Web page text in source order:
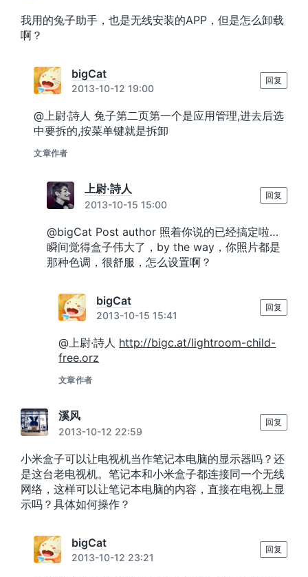
我用的兔子助手，也是无线安装的APP，但是怎么卸载
啊？
bigCat
2013-10-12 19:00
@上尉·詩人 兔子第二页第一个是应用管理,进去后选
中要拆的,按菜单键就是拆卸
文章作者
回复
上尉·詩人
2013-10-15 15:00
@bigCat Post author 照着你说的已经搞定啦…
瞬间觉得盒子伟大了，by the way，你照片都是
那种色调，很舒服，怎么设置啊？
回复
bigCat
2013-10-15 15:41
@上尉·詩人 http://bigc.at/lightroom-child-
free.orz
文章作者
回复
溪风
2013-10-12 22:59
小米盒子可以让电视机当作笔记本电脑的显示器吗？还
是这台老电视机。笔记本和小米盒子都连接同一个无线
网络，这样可以让笔记本电脑的内容，直接在电视上显
示吗？具体如何操作？
回复
bigCat
2013-10-12 23:21
回复